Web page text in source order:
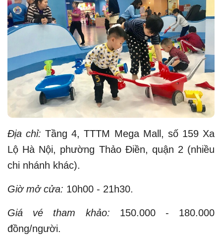
Địa chỉ:Tầng 4, TTTM Mega Mall, số 159 Xa
Lộ Hà Nội, phường Thảo Điền, quận 2 (nhiều
chi nhánh khác).
Giờ mở cửa: 10h00 - 21h30.
Giá vé tham khảo: 150.000 - 180.000
đồng/người.